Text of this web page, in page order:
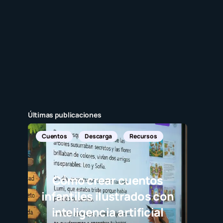
Últimas publicaciones
Recursos
cuentos
ilustrados con
artificial